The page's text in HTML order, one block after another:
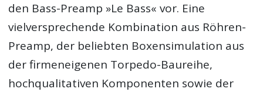
den Bass-Preamp »Le Bass« vor. Eine
vielversprechende Kombination aus Röhren-
Preamp, der beliebten Boxensimulation aus
der firmeneigenen Torpedo-Baureihe,
hochqualitativen Komponenten sowie der